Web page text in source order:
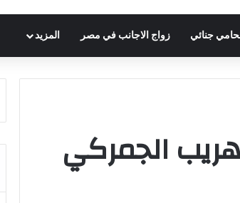
جنائي زواج الاجانب في مصر المزيد
الجمركي